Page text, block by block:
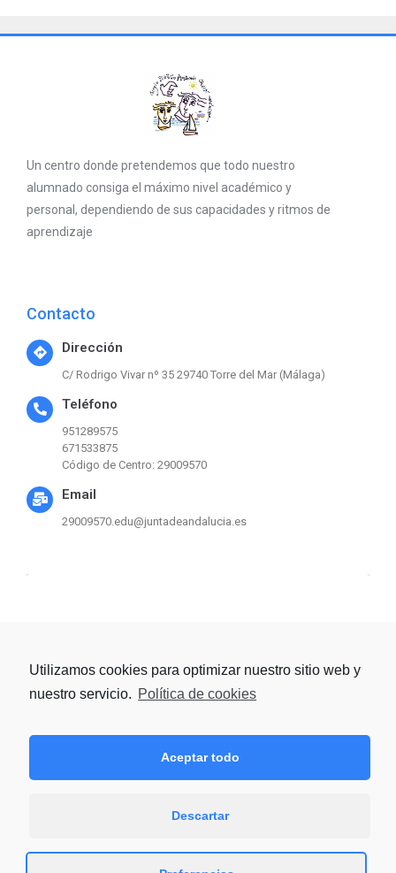
Un centro donde pretendemos que todo nuestro
alumnado consiga el máximo nivel académico y
personal, dependiendo de sus capacidades y ritmos de
aprendizaje
Contacto
Dirección
C/ Rodrigo Vivar nº 35 29740 Torre del Mar (Málaga)
Teléfono
951289575
671533875
Código de Centro: 29009570
Email
29009570.edu@juntadeandalucia.es
Haz clic para aceptar las
Utilizamos cookies para optimizar nuestro sitio web y
nuestro servicio. Política de cookies
Aceptar todo
Descartar